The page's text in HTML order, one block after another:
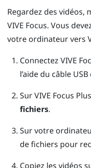
Regardez des vidéos,
VIVE Focus. Vous
votre ordinateur vers
Connectez VIVE
l’aide du câble USB
SurVIVE Focus Plus
fichiers.
Sur votre
de fichiers pour
Copiez les vidéos